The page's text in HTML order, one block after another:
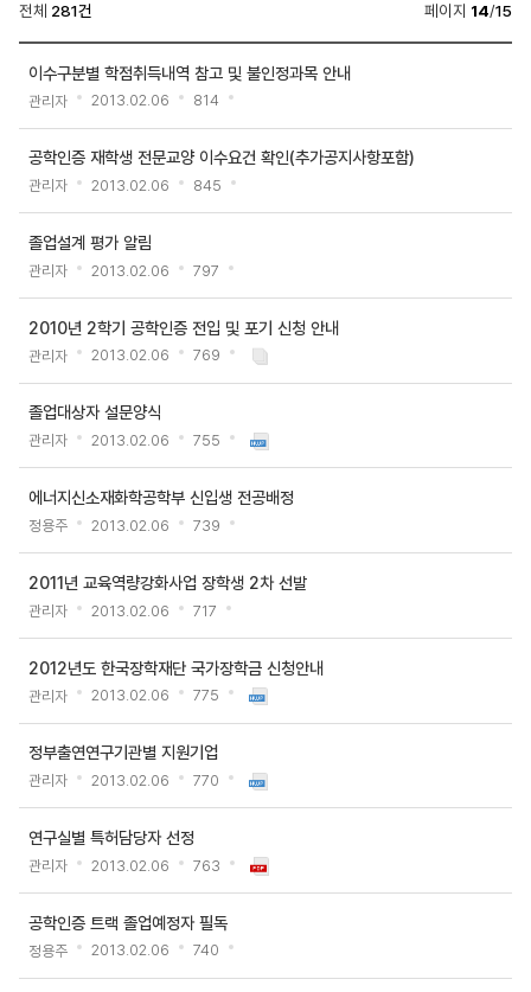
반
공
검
색
전체 281건 페이지 14/15
마
일
공
지
록
호,
이수구분별 학점취득내역 참고 및 불인정과목 안내
관리자 2013.02.06 814
공학인증 재학생 전문교양 이수요건 확인(추가공지사항포함)
관리자 2013.02.06 845
졸업설계 평가 알림
관리자 2013.02.06 797
2010년 2학기 공학인증 전입 및 포기 신청 안내
관리자 2013.02.06 769
졸업대상자 설문양식
관리자 2013.02.06 755
에너지신소재화학공학부 신입생 전공배정
정용주 2013.02.06 739
2011년 교육역량강화사업 장학생 2차 선발
관리자 2013.02.06 717
2012년도 한국장학재단 국가장학금 신청안내
관리자 2013.02.06 775
정부출연연구기관별 지원기업
관리자 2013.02.06 770
연구실별 특허담당자 선정
관리자 2013.02.06 763
공학인증 트랙 졸업예정자 필독
정용주 2013.02.06 740